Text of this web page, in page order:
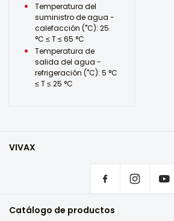
Temperatura del
suministro de agua -
calefacción (˚C): 25
°C ≤ T ≤ 65 °C
Temperatura de
salida del agua -
refrigeración (˚C): 5 °C
≤ T ≤ 25 °C
VIVAX
¿Dónde comprar productos VIVAX?
Soporte de servicio de garantía
Catálogo de productos